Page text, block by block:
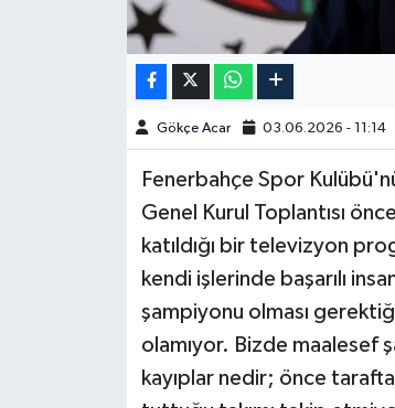
Gökçe Acar 03.06.2026 - 11:14
Fenerbahçe Spor
Genel Kurul Toplantısı
katıldığı bir televizyon
kendi işlerinde başarılı
şampiyonu olması
olamıyor. Bizde maalesef
kayıplar nedir; önce
Kim kimdir?
Kültür Sanat